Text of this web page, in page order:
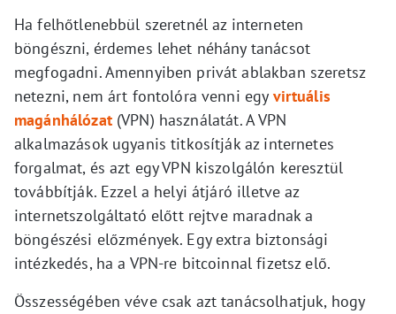
Ha felhőtlenebbül szeretnél az interneten
böngészni, érdemes lehet néhány tanácsot
megfogadni. Amennyiben privát ablakban szeretsz
netezni, nem árt fontolóra venni egy virtuális
magánhálózat(VPN) használatát. A VPN
alkalmazások ugyanis titkosítják az internetes
forgalmat, és azt egy VPN kiszolgálón keresztül
továbbítják. Ezzel a helyi átjáró illetve az
internetszolgáltató előtt rejtve maradnak a
böngészési előzmények. Egy extra biztonsági
intézkedés, ha a VPN-re bitcoinnal fizetsz elő.
Összességében véve csak azt tanácsolhatjuk, hogy